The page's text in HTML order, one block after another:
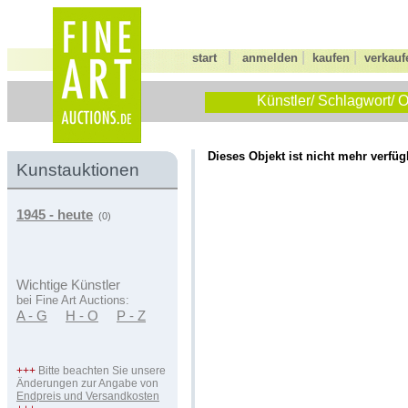
start anmelden kaufen
Künstler/ Schlagwort/
Kunstauktionen
1945 - heute (0)
Wichtige Künstler
bei Fine Art Auctions:
A - G H - O P - Z
+++ Bitte beachten Sie unsere
Änderungen zur Angabe von
Endpreis und Versandkosten
Dieses Objekt ist nicht mehr